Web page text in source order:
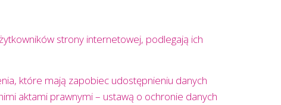
strony internetowej, podlegają ich
które mają zapobiec udostępnieniu danych
aktami prawnymi – ustawą o ochronie danych